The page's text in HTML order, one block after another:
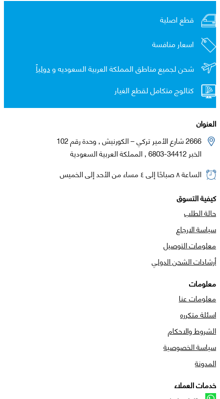
قطع اصلية
اسعار منافسة
شحن لجميع مناطق المملكة العربية السعوديه ودولياً
كتالوج متكامل لقطع الغيار
العنوان
2666 شارع الأمير تركي – الكورنيش , وحدة رقم 102
الخبر 34412-6803 , المملكة العربية السعودية
الساعة ٨ صباحًا إلى ٤ مساء من الأحد إلى الخميس
كيفية التسوق
حالة الطلب
سياسة الارجاع
معلومات التوصيل
أرشادات الشحن الدولي
معلومات
معلومات عنا
اسئلة متكرره
الشروط والاحكام
سياسة الخصوصية
المدونة
خدمات العملاء